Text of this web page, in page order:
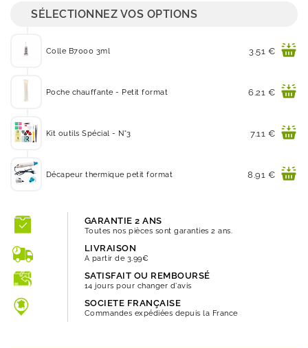
SÉLECTIONNEZ VOS OPTIONS
Colle B7000 3ml Prix
3.51 €
Poche chauffante - Petit format Prix
6.21 €
Kit outils Spécial - N°3 Prix
7.11 €
Décapeur thermique petit format Prix
8.91 €
GARANTIE 2 ANS
Toutes nos pièces sont garanties 2 ans.
LIVRAISON
A partir de 3.99€
SATISFAIT OU REMBOURSÉ
14 jours pour changer d'avis
SOCIETE FRANÇAISE
Commandes expédiées depuis la France